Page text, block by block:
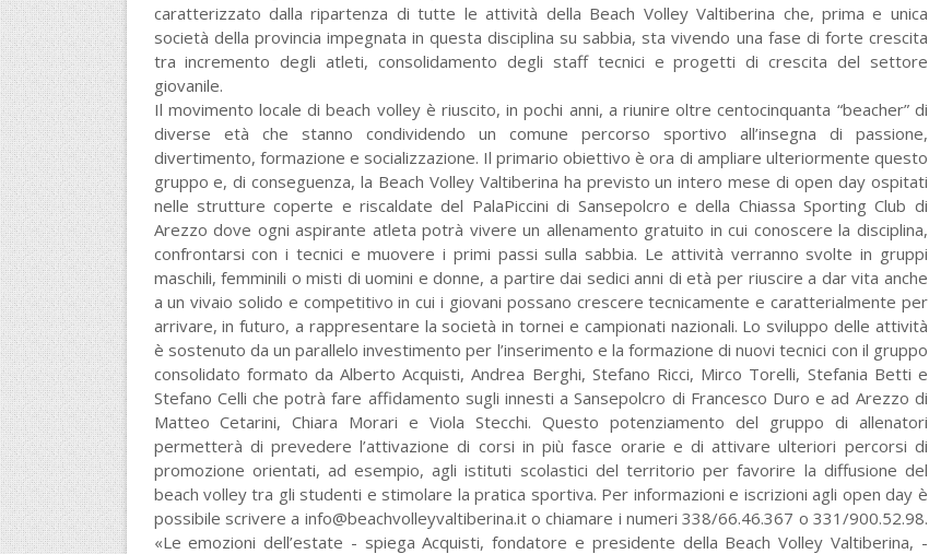
caratterizzato dalla ripartenza di tutte le attività della Beach Volley Valtiberina che, prima e unica
società della provincia impegnata in questa disciplina su sabbia, sta vivendo una fase di forte crescita
tra incremento degli atleti, consolidamento degli staff tecnici e progetti di crescita del settore
giovanile.
Il movimento locale di beach volley è riuscito, in pochi anni, a riunire oltre centocinquanta “beacher” di
diverse età che stanno condividendo un comune percorso sportivo all’insegna di passione,
divertimento, formazione e socializzazione. Il primario obiettivo è ora di ampliare ulteriormente questo
gruppo e, di conseguenza, la Beach Volley Valtiberina ha previsto un intero mese di open day ospitati
nelle strutture coperte e riscaldate del PalaPiccini di Sansepolcro e della Chiassa Sporting Club di
Arezzo dove ogni aspirante atleta potrà vivere un allenamento gratuito in cui conoscere la disciplina,
confrontarsi con i tecnici e muovere i primi passi sulla sabbia. Le attività verranno svolte in gruppi
maschili, femminili o misti di uomini e donne, a partire dai sedici anni di età per riuscire a dar vita anche
a un vivaio solido e competitivo in cui i giovani possano crescere tecnicamente e caratterialmente per
arrivare, in futuro, a rappresentare la società in tornei e campionati nazionali. Lo sviluppo delle attività
è sostenuto da un parallelo investimento per l’inserimento e la formazione di nuovi tecnici con il gruppo
consolidato formato da Alberto Acquisti, Andrea Berghi, Stefano Ricci, Mirco Torelli, Stefania Betti e
Stefano Celli che potrà fare affidamento sugli innesti a Sansepolcro di Francesco Duro e ad Arezzo di
Matteo Cetarini, Chiara Morari e Viola Stecchi. Questo potenziamento del gruppo di allenatori
permetterà di prevedere l’attivazione di corsi in più fasce orarie e di attivare ulteriori percorsi di
promozione orientati, ad esempio, agli istituti scolastici del territorio per favorire la diffusione del
beach volley tra gli studenti e stimolare la pratica sportiva. Per informazioni e iscrizioni agli open day è
possibile scrivere a info@beachvolleyvaltiberina.it o chiamare i numeri 338/66.46.367 o 331/900.52.98.
«Le emozioni dell’estate - spiega Acquisti, fondatore e presidente della Beach Volley Valtiberina, -